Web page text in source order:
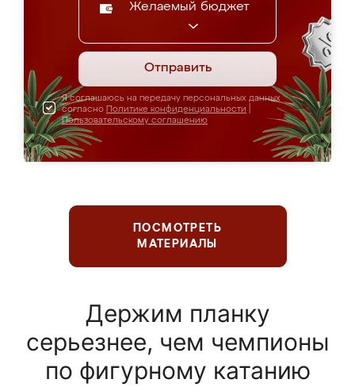
Желаемый бюджет
Отправить
Я соглашаюсь на передачу персональных данных
согласно Политике конфиденциальности
Пользовательскому соглашению
ПОСМОТРЕТЬ
МАТЕРИАЛЫ
Держим планку
серьезнее, чем чемпионы
по фигурному катанию